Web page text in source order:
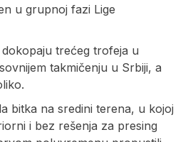
u grupnoj fazi Lige
trećeg trofeja u
takmičenju u Srbiji, a
bitka na sredini terena, u kojoj
i bez rešenja za presing